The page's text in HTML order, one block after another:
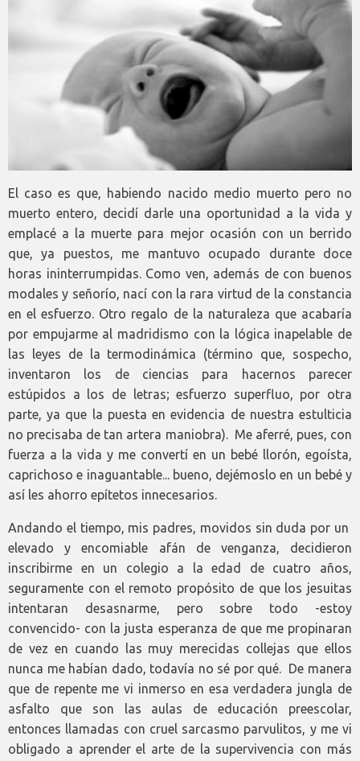
El caso es que, habiendo nacido medio muerto pero no
muerto entero, decidí darle una oportunidad a la vida y
emplacé a la muerte para mejor ocasión con un berrido
que, ya puestos, me mantuvo ocupado durante doce
horas ininterrumpidas. Como ven, además de con buenos
modales y señorío, nací con la rara virtud de la constancia
en el esfuerzo. Otro regalo de la naturaleza que acabaría
por empujarme al madridismo con la lógica inapelable de
las leyes de la termodinámica (término que, sospecho,
inventaron los de ciencias para hacernos parecer
estúpidos a los de letras; esfuerzo superfluo, por otra
parte, ya que la puesta en evidencia de nuestra estulticia
no precisaba de tan artera maniobra). Me aferré, pues, con
fuerza a la vida y me convertí en un bebé llorón, egoísta,
caprichoso e inaguantable... bueno, dejémoslo en un bebé y
así les ahorro epítetos innecesarios.
Andando el tiempo, mis padres, movidos sin duda por un
elevado y encomiable afán de venganza, decidieron
inscribirme en un colegio a la edad de cuatro años,
seguramente con el remoto propósito de que los jesuitas
intentaran desasnarme, pero sobre todo -estoy
convencido- con la justa esperanza de que me propinaran
de vez en cuando las muy merecidas collejas que ellos
nunca me habían dado, todavía no sé por qué. De manera
que de repente me vi inmerso en esa verdadera jungla de
asfalto que son las aulas de educación preescolar,
entonces llamadas con cruel sarcasmo parvulitos, y me vi
obligado a aprender el arte de la supervivencia con más